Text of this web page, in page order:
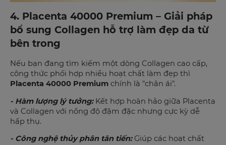
4. Placenta 40000 Premium – Giải pháp
bổ sung Collagen hỗ trợ làm đẹp da từ
bên trong
Nếu bạn đang tìm kiếm một dòng Collagen cao cấp,
công thức phối hợp nhiều hoạt chất làm đẹp thì
Placenta 40000 Premium chính là "chân ái".
- Hàm lượng lý tưởng:Kết hợp hoàn hảo giữa Placenta
và Collagen với nồng độ đậm đặc nhưng cực kỳ dễ
hấp thụ.
- Công nghệ thủy phân tân tiến:Giúp các hoạt chất